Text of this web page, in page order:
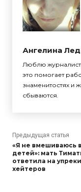
Ангелина
Люблю
это помогает
знаменитостях и
сбываются.
Предыдущая статья
«Я не вмешиваюсь
детей»: мать
ответила на упреки
хейтеров